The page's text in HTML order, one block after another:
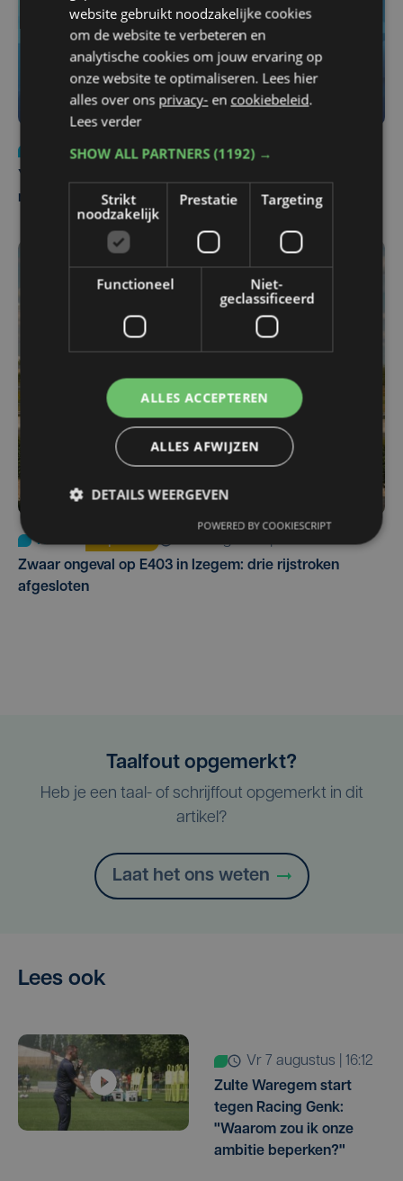
Nieuws
do 6 augustus | 21:30
Yaro (19), slachtoffer van vechtpartij, is na
maandenlange coma overleden
Nieuws
Zwaar ongeval op E403 in Izegem: drie rijstroken
afgesloten
Taalfout opgemerkt?
Heb je een taal- of schrijffout opgemerkt in dit
artikel?
Laat het ons weten
Lees ook
vr 7 augustus | 16:12
Zulte Waregem start
tegen Racing Genk:
"Waarom zou ik onze
ambitie beperken?"
website gebruikt noodzakelijke cookies
om de website te verbeteren en
analytische cookies om jouw ervaring op
onze website te optimaliseren. Lees hier
alles over ons privacy- en cookiebeleid.
Lees verder
SHOW ALL PARTNERS(1192) →
Strikt
noodzakelijk
Prestatie Targeting
Functioneel
Niet-
geclassificeerd
ALLES ACCEPTEREN
ALLES AFWIJZEN
DETAILS WEERGEVEN
POWERED BY COOKIESCRIPT